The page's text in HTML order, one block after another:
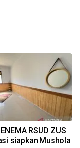
RSUD ZUS
siapkan Mushola